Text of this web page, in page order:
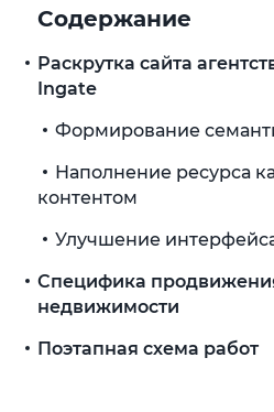
Содержание
Раскрутка сайта
Ingate
Формирование
Наполнение ресурса
контентом
Улучшение
Специфика
недвижимости
Поэтапная схема работ